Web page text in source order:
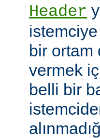
Header
bir ortam
vermek
belli bir